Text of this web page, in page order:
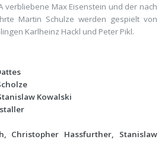
verbliebene Max Eisenstein und der nach
Martin Schulze werden gespielt von
Karlheinz Hackl und Peter Pikl.
Kowalski
Christopher Hassfurther, Stanislaw